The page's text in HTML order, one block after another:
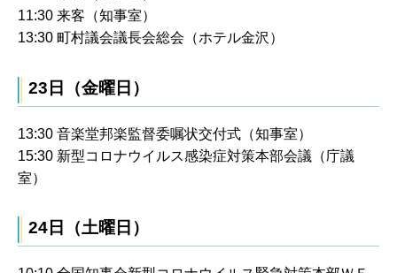
11:30 来客（知事室）
13:30 町村議会議長会総会（ホテル金沢）
23日（金曜日）
13:30 音楽堂邦楽監督委嘱状交付式（知事室）
15:30 新型コロナウイルス感染症対策本部会議（庁議
室）
24日（土曜日）